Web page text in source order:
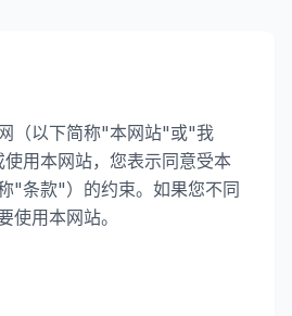
（以下简称"本网站"或"我
用本网站，您表示同意受本
"条款"）的约束。如果您不同
使用本网站。